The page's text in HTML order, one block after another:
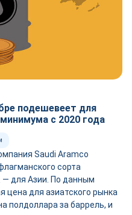
подешевеет для
с 2020 года
Saudi Aramco
сорта
— для Азии. По данным
цена для азиатского рынка
полдоллара за баррель, и